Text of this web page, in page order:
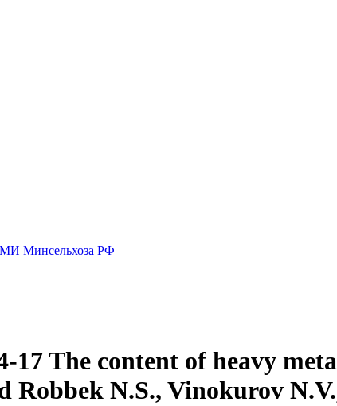
Минсельхоза РФ
17 The content of heavy
Robbek N.S., Vinokurov